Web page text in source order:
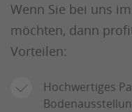
Wenn Sie bei uns
möchten, dann
Vorteilen:
Hochwertiges